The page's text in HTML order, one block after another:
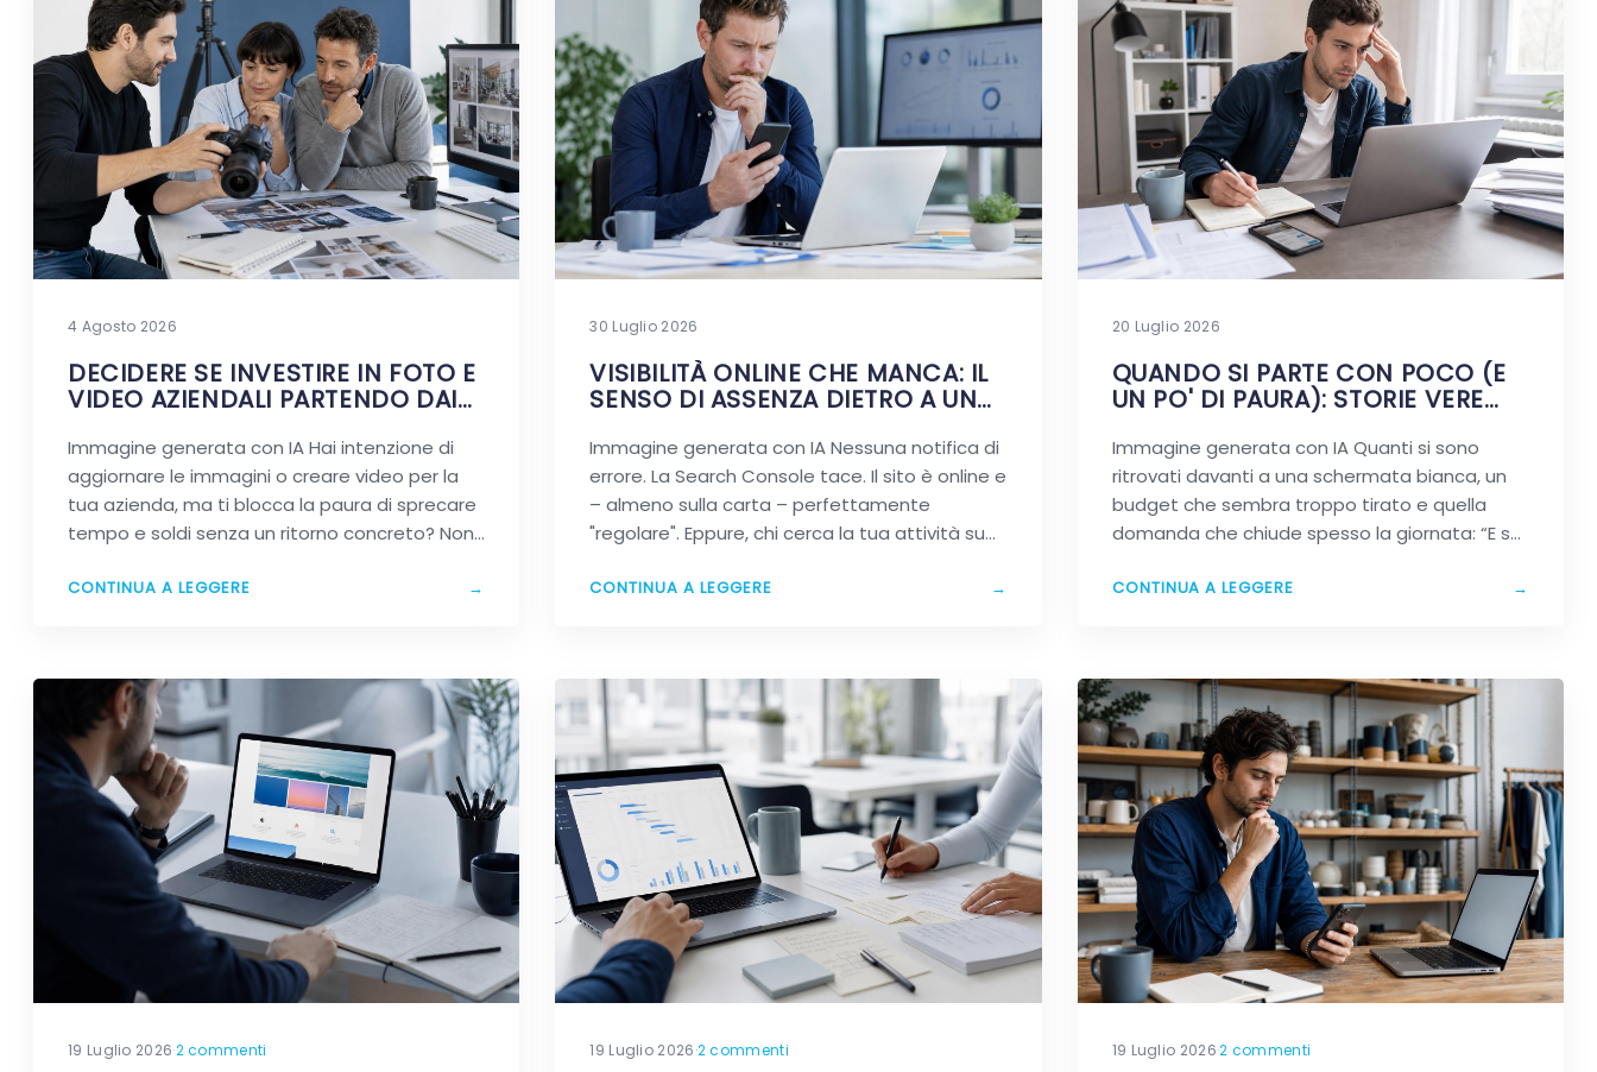
4 Agosto 2026
DECIDERE SE INVESTIRE IN FOTO E
VIDEO AZIENDALI PARTENDO DAI
Immagine generata con IA Hai intenzione di
aggiornare le immagini o creare video per la
tua azienda, ma ti blocca la paura di sprecare
tempo e soldi senza un ritorno concreto? Non
CONTINUA A LEGGERE →
30 Luglio 2026
VISIBILITÀ ONLINE CHE MANCA: IL
SENSO DI ASSENZA DIETRO A UN
Immagine generata con IA Nessuna notifica di
errore. La Search Console tace. Il sito è online e
– almeno sulla carta – perfettamente
"regolare". Eppure, chi cerca la tua attività su…
CONTINUA A LEGGERE →
20 Luglio 2026
QUANDO SI PARTE CON POCO (E
UN PO' DI PAURA): STORIE VERE
Immagine generata con IA Quanti si sono
ritrovati davanti a una schermata bianca, un
budget che sembra troppo tirato e quella
domanda che chiude spesso la giornata: “E se
CONTINUA A LEGGERE →
19 Luglio 2026·2 commenti 19 Luglio 2026·2 commenti 19 Luglio 2026·2 commenti